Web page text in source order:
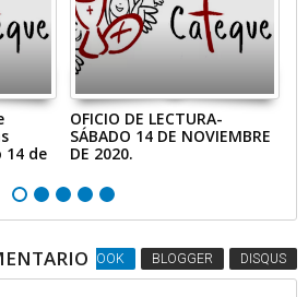
14 de
OFICIO DE LECTURA-
SÁBADO 14 DE NOVIEMBRE
DE 2020.
FACEBOOK BLOGGER DISQUS